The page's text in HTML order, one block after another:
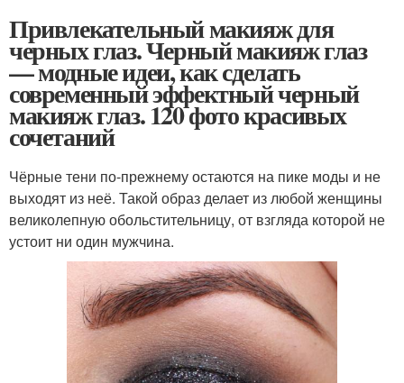
Привлекательный макияж для
черных глаз. Черный макияж глаз
— модные идеи, как сделать
современный эффектный черный
макияж глаз. 120 фото красивых
сочетаний
Чёрные тени по-прежнему остаются на пике моды и не
выходят из неё. Такой образ делает из любой женщины
великолепную обольстительницу, от взгляда которой не
устоит ни один мужчина.